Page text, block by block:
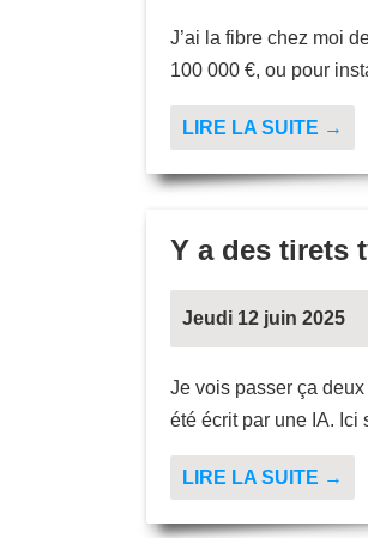
J’ai la fibre chez moi
100 000 €, ou pour
LIRE LA SUITE →
Y a des tirets
Jeudi 12 juin 2025
Je vois passer ça
été écrit par une IA. Ici
LIRE LA SUITE →